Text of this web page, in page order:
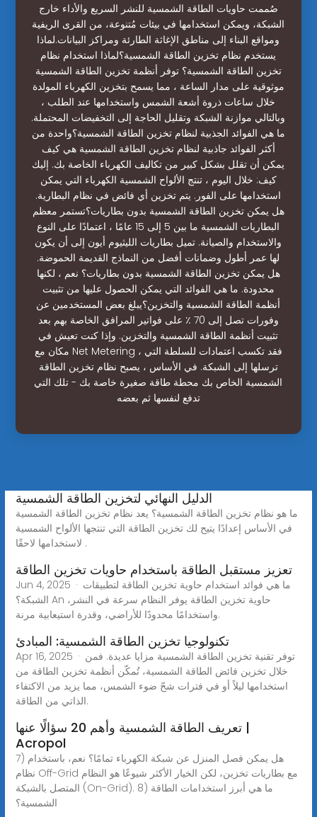
صُممت حاويات الطاقة الشمسية للنشر السريع والأداء خارج
الشبكة، ويمكن استخدامها في بيئات مُتنوعة، من القرى الريفية
ومواقع البناء إلى مناطق الإغاثة الطارئة ومراكز البيانات.لماذا
يستخدم نظام تخزين الطاقة الشمسية؟لماذا استخدام نظام
تخزين الطاقة الشمسية؟ توفر أنظمة تخزين الطاقة الشمسية
موثوقية على مدار الساعة ، مما يسمح بتخزين الكهرباء المولدة
خلال ساعات ذروة أشعة الشمس واستخدامها عند الطلب ،
وبالتالي موازنة الشبكة وتقليل الحاجة إلى التخفيضات المحتملة.
ما هي الفوائد الجذبية لنظام تخزين الطاقة الشمسية؟واحدة من
أكثر الفوائد جاذبية لنظام تخزين الطاقة الشمسية هي كيف
يمكن أن تقلل بشكل كبير من تكاليف الكهرباء الخاصة بك. إليك
كيف: خلال اليوم ، تنتج الألواح الشمسية الكهرباء التي يمكن
استخدامها على الفور. يتم تخزين أي فائض في نظام البطارية.
هل يمكن تخزين الطاقة الشمسية بدون بطاريات؟تستمر معظم
البطاريات الشمسية ما بين 5 إلى 15 عامًا ، اعتمادًا على النوع
والاستخدام والصيانة. تميل بطاريات الليثيوم أيون إلى أن يكون
لها عمر أطول وضمانات أفضل من النماذج القديمة الحموضة.
هل يمكن تخزين الطاقة الشمسية بدون بطاريات؟ نعم ، لكنها
محدودة. ما هي الفوائد التي يمكن الحصول عليها من تثبيت
أنظمة الطاقة الشمسية والتخزين؟يبلغ بعض المستخدمين عن
وفورات تصل إلى 70 ٪ على فواتير المرافق الخاصة بهم بعد
تثبيت أنظمة الطاقة الشمسية والتخزين. وإذا كنت تعيش في
مكان مع Net Metering ، فقد تكسب اعتمادات للسلطة التي
ترسلها إلى الشبكة. في الأساس ، يصبح نظام تخزين الطاقة
الشمسية الخاص بك محطة طاقة صغيرة خاصة بك - تلك التي
تدفع لنفسها ثم بعضه
الدليل النهائي لتخزين الطاقة الشمسية
ما هو نظام تخزين الطاقة الشمسية؟ يعد نظام تخزين الطاقة الشمسية
في الأساس إعدادًا يتيح لك تخزين الطاقة التي تنتجها الألواح الشمسية
لاستخدامها لاحقًا .
تعزيز مستقبل الطاقة باستخدام حاويات تخزين الطاقة
Jun 4, 2025 · ما هي فوائد استخدام حاوية تخزين الطاقة لتطبيقات
الشبكة؟ An حاوية تخزين الطاقة يوفر النظام سرعة في النشر،
واستخدامًا محدودًا للأراضي، وقدرة استيعابية مرنة.
تكنولوجيا تخزين الطاقة الشمسية: المبادئ
Apr 16, 2025 · توفر تقنية تخزين الطاقة الشمسية مزايا عديدة. فمن
خلال تخزين فائض الطاقة الشمسية، تُمكّن أنظمة تخزين الطاقة من
استخدامها ليلاً أو في فترات شحّ ضوء الشمس، مما يزيد من الاكتفاء
الذاتي من الطاقة.
تعريف الطاقة الشمسية وأهم 20 سؤالًا عنها |
Acropol
7) هل يمكن فصل المنزل عن شبكة الكهرباء تمامًا؟ نعم، باستخدام
نظام Off-Grid مع بطاريات تخزين، لكن الخيار الأكثر شيوعًا هو النظام
المتصل بالشبكة (On-Grid). 8) ما هي أبرز استخدامات الطاقة
الشمسية؟